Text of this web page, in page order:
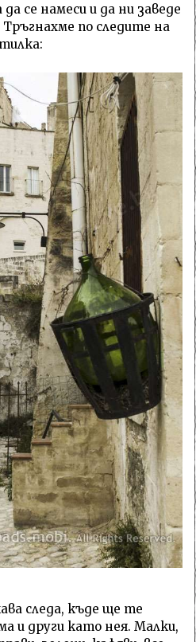
се намеси и да ни заведе
по следите на
следа, къде ще те
и други като нея. Малки,